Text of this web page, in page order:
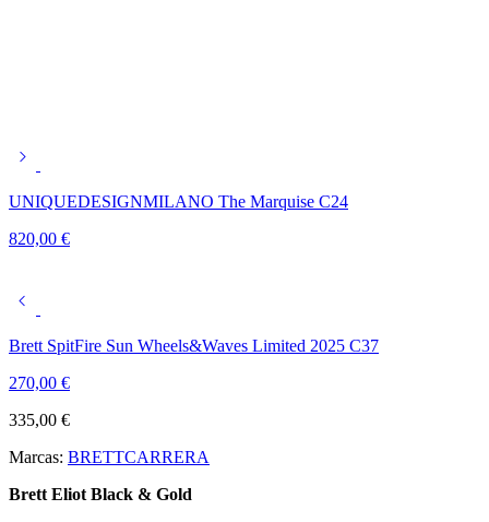
UNIQUEDESIGNMILANO The Marquise C24
820,00 €
Brett SpitFire Sun Wheels&Waves Limited 2025 C37
270,00 €
335,00 €
Marcas: BRETTCARRERA
Brett Eliot Black & Gold